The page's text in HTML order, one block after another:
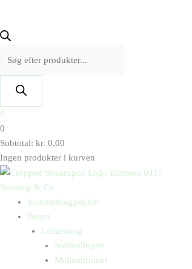
0
0
Subtotal: kr. 0,00
Ingen produkter i kurven
Straarup & Co
Sommerbogpakker
Bøger
Letlæsning
Indskolingen
Mellemtrinnet